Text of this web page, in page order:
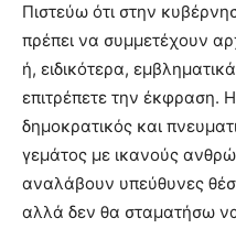
Πιστεύω ότι στην
πρέπει να συμμετέχουν
ή, ειδικότερα,
επιτρέπετε την έκφραση.
δημοκρατικός και
γεμάτος με ικανούς
αναλάβουν υπεύθυνες
αλλά δεν θα σταματήσω να